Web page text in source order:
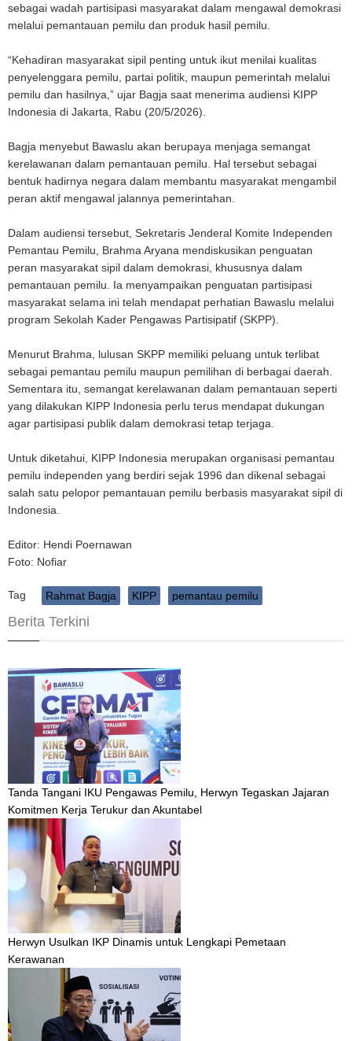
sebagai wadah partisipasi masyarakat dalam mengawal demokrasi
melalui pemantauan pemilu dan produk hasil pemilu.
“Kehadiran masyarakat sipil penting untuk ikut menilai kualitas
penyelenggara pemilu, partai politik, maupun pemerintah melalui
pemilu dan hasilnya,” ujar Bagja saat menerima audiensi KIPP
Indonesia di Jakarta, Rabu (20/5/2026).
Bagja menyebut Bawaslu akan berupaya menjaga semangat
kerelawanan dalam pemantauan pemilu. Hal tersebut sebagai
bentuk hadirnya negara dalam membantu masyarakat mengambil
peran aktif mengawal jalannya pemerintahan.
Dalam audiensi tersebut, Sekretaris Jenderal Komite Independen
Pemantau Pemilu, Brahma Aryana mendiskusikan penguatan
peran masyarakat sipil dalam demokrasi, khususnya dalam
pemantauan pemilu. Ia menyampaikan penguatan partisipasi
masyarakat selama ini telah mendapat perhatian Bawaslu melalui
program Sekolah Kader Pengawas Partisipatif (SKPP).
Menurut Brahma, lulusan SKPP memiliki peluang untuk terlibat
sebagai pemantau pemilu maupun pemilihan di berbagai daerah.
Sementara itu, semangat kerelawanan dalam pemantauan seperti
yang dilakukan KIPP Indonesia perlu terus mendapat dukungan
agar partisipasi publik dalam demokrasi tetap terjaga.
Untuk diketahui, KIPP Indonesia merupakan organisasi pemantau
pemilu independen yang berdiri sejak 1996 dan dikenal sebagai
salah satu pelopor pemantauan pemilu berbasis masyarakat sipil di
Indonesia.
Editor: Hendi Poernawan⁩
Foto: Nofiar
Tag Rahmat Bagja KIPP pemantau pemilu
Berita Terkini
Tanda Tangani IKU Pengawas Pemilu, Herwyn Tegaskan Jajaran
Komitmen Kerja Terukur dan Akuntabel
Herwyn Usulkan IKP Dinamis untuk Lengkapi Pemetaan
Kerawanan